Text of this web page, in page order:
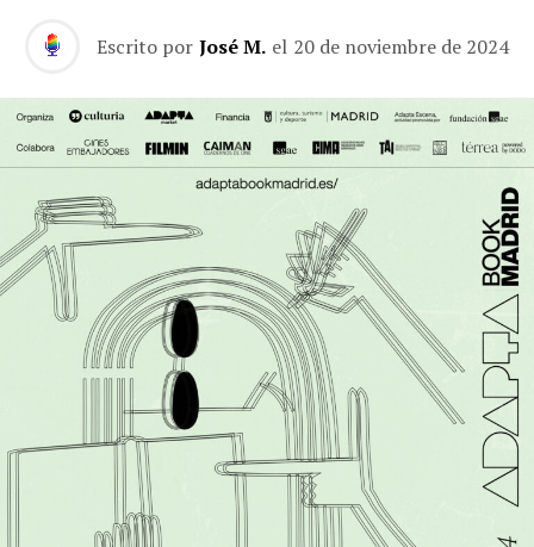
Escrito por José M. el 20 de noviembre de 2024